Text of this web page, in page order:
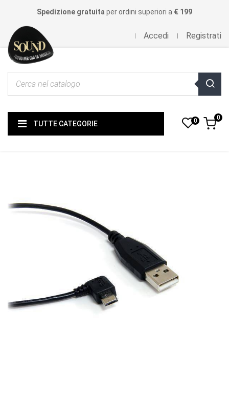
Spedizione gratuita per ordini superiori a € 199
Accedi Registrati
TUTTE CATEGORIE 0 0